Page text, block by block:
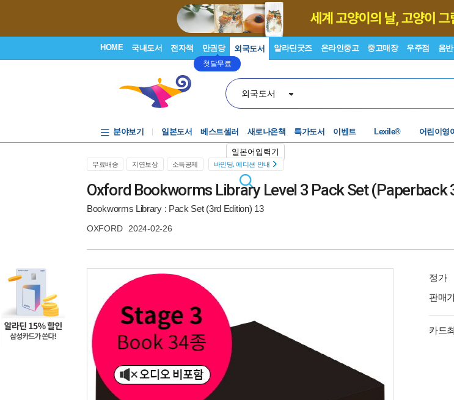
HOME 국내도서 전자책 만권당
첫달무료
외국도서 알라딘굿즈 온라인중고 중고매장 우주점 음반
외국도서
일본어입력기
분야보기 일본도서 베스트셀러 새로나온책 특가도서 이벤트
Lexile®
어린이영
무료배송 지연보상 소득공제 바인딩, 에디션 안내
Oxford Bookworms Library Level 3 Pack Set (Paperback
Bookworms Library : Pack Set (3rd Edition) 13
OXFORD 2024-02-26
정가
판매
카드